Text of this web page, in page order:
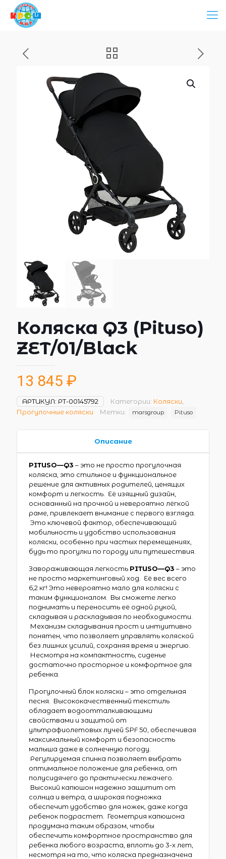
Коляска Q3 (Pituso)
ZET/01/Black
13 845 ₽
АРТИКУЛ: РТ-00145792 Категории: Коляски
Прогулочные коляски
Метки: marsgroup Pituso
Описание
PITUSO—Q3 – это не просто прогулочная
коляска, это стильное и функциональное
решение для активных родителей, ценящих
комфорт и легкость. Её изящный дизайн,
основанный на прочной и невероятно лёгкой
раме, привлекает внимание с первого взгляда.
Это ключевой фактор, обеспечивающий
мобильность и удобство использования
коляски, особенно при частых перемещениях,
будь то прогулки по городу или путешествия.
Завораживающая легкость PITUSO—Q3 – это
не просто маркетинговый ход. Её вес всего
6,2 кг! Это невероятно мало для коляски с
таким функционалом. Вы сможете легко
поднимать и переносить её одной рукой,
складывая и раскладывая по необходимости.
Механизм складывания прост и интуитивно
понятен, что позволяет управлять коляской
без лишних усилий, сохраняя время и энергию.
Несмотря на компактность, сиденье
достаточно просторное и комфортное для
ребенка.
Прогулочный блок коляски – это отдельная
песня. Высококачественный текстиль
обладает водоотталкивающими
свойствами и защитой от
ультрафиолетовых лучей SPF 50, обеспечивая
максимальный комфорт и безопасность
малыша даже в солнечную погоду.
Регулируемая спинка позволяет выбрать
оптимальное положение для ребенка, от
полусидячего до практически лежачего.
Высокий капюшон надежно защитит от
солнца и ветра, а широкая подножка
обеспечит удобство для ножек, даже когда
ребенок подрастет. Геометрия капюшона
продумана таким образом, чтобы
обеспечить комфортное пространство для
ребенка любого возраста, вплоть до 3-х лет,
несмотря на то, что коляска предназначена